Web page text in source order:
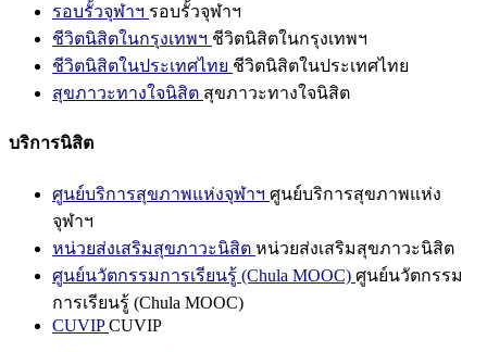
รอบรั้วจุฬาฯ รอบรั้วจุฬาฯ
ชีวิตนิสิตในกรุงเทพฯ ชีวิตนิสิตในกรุงเทพฯ
ชีวิตนิสิตในประเทศไทย ชีวิตนิสิตในประเทศไทย
สุขภาวะทางใจนิสิต สุขภาวะทางใจนิสิต
บริการนิสิต
ศูนย์บริการสุขภาพแห่งจุฬาฯ ศูนย์บริการสุขภาพแห่ง
จุฬาฯ
หน่วยส่งเสริมสุขภาวะนิสิต หน่วยส่งเสริมสุขภาวะนิสิต
ศูนย์นวัตกรรมการเรียนรู้ (Chula MOOC) ศูนย์นวัตกรรม
การเรียนรู้ (Chula MOOC)
CUVIPCUVIP